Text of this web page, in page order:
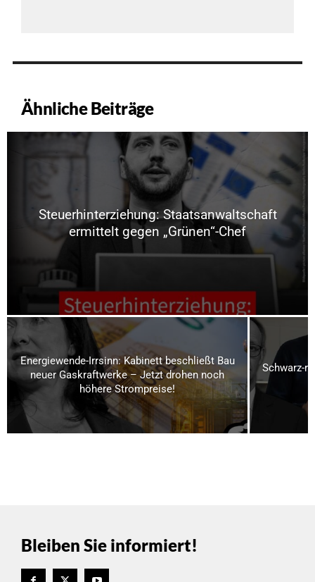
Ähnliche Beiträge
Steuerhinterziehung: Staatsanwaltschaft
ermittelt gegen „Grünen“-Chef
Energiewende-Irrsinn: Kabinett beschließt Bau
neuer Gaskraftwerke – Jetzt drohen noch
höhere Strompreise!
Schwarz-
Bleiben Sie informiert!